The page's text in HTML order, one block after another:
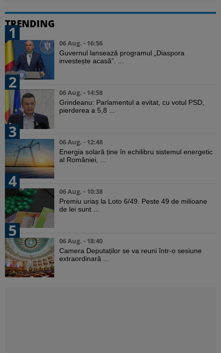
TRENDING
1
06 Aug. - 16:56
Guvernul lansează programul „Diaspora
investește acasă”. ...
2
06 Aug. - 14:58
Grindeanu: Parlamentul a evitat, cu votul PSD,
pierderea a 5,8 ...
3
06 Aug. - 12:48
Energia solară ține în echilibru sistemul energetic
al României, ...
4
06 Aug. - 10:38
Premiu uriaș la Loto 6/49. Peste 49 de milioane
de lei sunt ...
5
06 Aug. - 18:40
Camera Deputaților se va reuni într-o sesiune
extraordinară ...